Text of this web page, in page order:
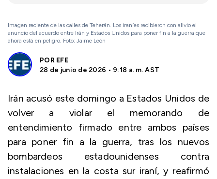
Imagen reciente de las calles de Teherán. Los iraníes recibieron con alivio el
anuncio del acuerdo entre Irán y Estados Unidos para poner fin a la guerra que
ahora está en peligro. Foto: Jaime León
POR EFE
28 de junio de 2026 • 9:18 a. m. AST
Irán acusó este domingo a Estados Unidos de
volver a violar el memorando de
entendimiento firmado entre ambos países
para poner fin a la guerra, tras los nuevos
bombardeos estadounidenses contra
instalaciones en la costa sur iraní, y reafirmó